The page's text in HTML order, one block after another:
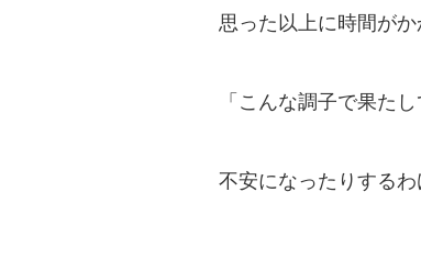
思った以上に時間がか
「こんな調子で果た
不安になったりするわ